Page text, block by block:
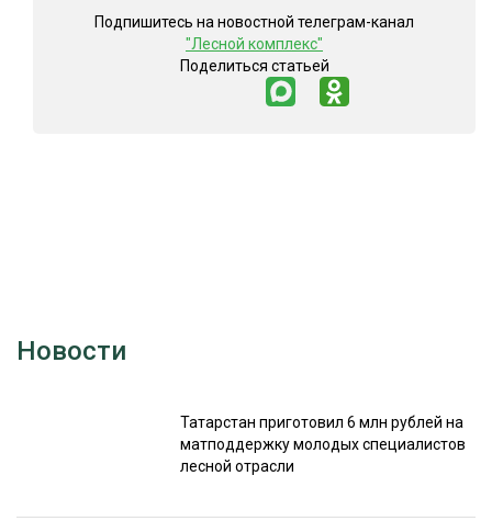
Подпишитесь на новостной телеграм-канал
"Лесной комплекс"
Поделиться статьей
Новости
Татарстан приготовил 6 млн рублей на
матподдержку молодых специалистов
лесной отрасли